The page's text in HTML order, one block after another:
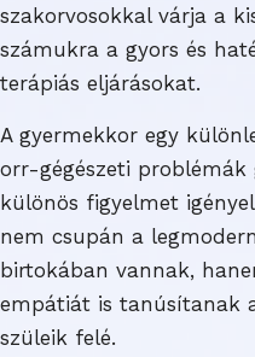
szakorvosokkal várja a
számukra a gyors és
terápiás eljárásokat.
A gyermekkor egy
orr-gégészeti
különös figyelmet
nem csupán a
birtokában vannak,
empátiát is tanúsítanak
szüleik felé.